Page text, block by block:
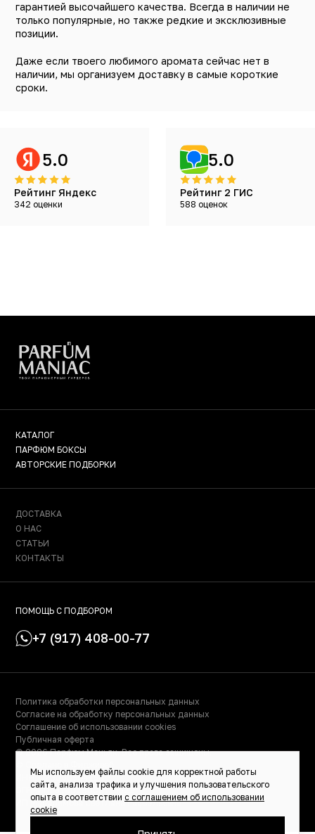
гарантией высочайшего качества. Всегда в наличии не
только популярные, но также редкие и эксклюзивные
позиции.
Даже если твоего любимого аромата сейчас нет в
наличии, мы организуем доставку в самые короткие
сроки.
5.0
Рейтинг Яндекс
342 оценки
5.0
Рейтинг 2 ГИС
588 оценок
КАТАЛОГ
ПАРФЮМ БОКСЫ
АВТОРСКИЕ ПОДБОРКИ
ДОСТАВКА
О НАС
СТАТЬИ
КОНТАКТЫ
ПОМОЩЬ С ПОДБОРОМ
+7 (917) 408-00-77
Политика обработки персональных данных
Согласие на обработку персональных данных
Соглашение об использовании cookies
Публичная оферта
© 2026 Парфюм Маньяк. Все права защищены.
ИНН: 023000504158
ОГРНИП: 319028000115522
ИП Масалимова Светлана Рафаэльевна
Мы используем файлы cookie для корректной работы
сайта, анализа трафика и улучшения пользовательского
опыта в соответствии с соглашением об использовании
cookie